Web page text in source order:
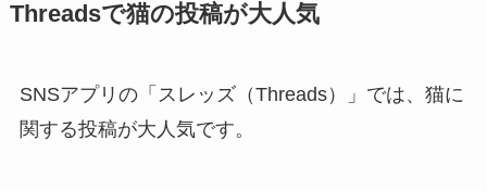
Threadsで猫の投稿が大人気
SNSアプリの「スレッズ（Threads）」では、猫に
関する投稿が大人気です。